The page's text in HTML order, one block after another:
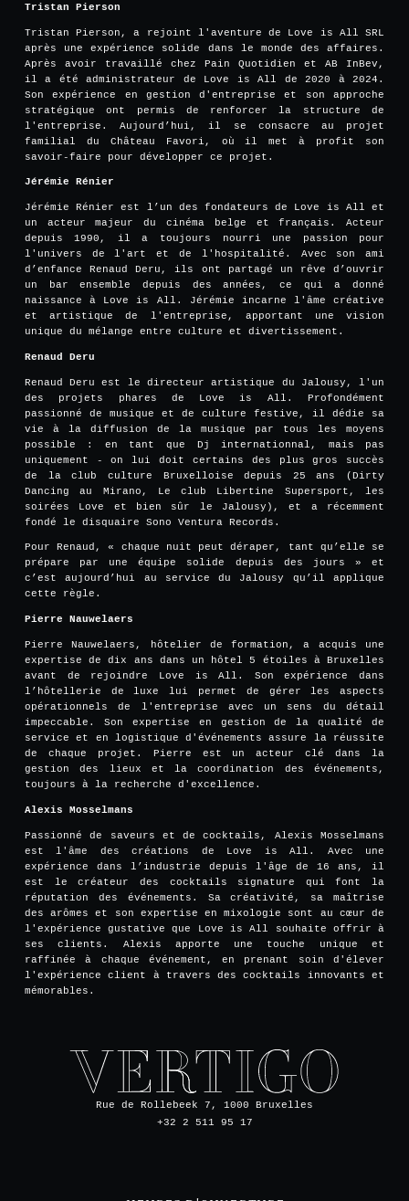
Tristan Pierson
Tristan Pierson, a rejoint l'aventure de Love is All SRL
après une expérience solide dans le monde des affaires.
Après avoir travaillé chez Pain Quotidien et AB InBev,
il a été administrateur de Love is All de 2020 à 2024.
Son expérience en gestion d'entreprise et son approche
stratégique ont permis de renforcer la structure de
l'entreprise. Aujourd’hui, il se consacre au projet
familial du Château Favori, où il met à profit son
savoir-faire pour développer ce projet.
Jérémie Rénier
Jérémie Rénier est l’un des fondateurs de Love is All et
un acteur majeur du cinéma belge et français. Acteur
depuis 1990, il a toujours nourri une passion pour
l'univers de l'art et de l'hospitalité. Avec son ami
d’enfance Renaud Deru, ils ont partagé un rêve d’ouvrir
un bar ensemble depuis des années, ce qui a donné
naissance à Love is All. Jérémie incarne l'âme créative
et artistique de l'entreprise, apportant une vision
unique du mélange entre culture et divertissement.
Renaud Deru
Renaud Deru est le directeur artistique du Jalousy, l'un
des projets phares de Love is All. Profondément
passionné de musique et de culture festive, il dédie sa
vie à la diffusion de la musique par tous les moyens
possible : en tant que Dj internationnal, mais pas
uniquement - on lui doit certains des plus gros succès
de la club culture Bruxelloise depuis 25 ans (Dirty
Dancing au Mirano, Le club Libertine Supersport, les
soirées Love et bien sûr le Jalousy), et a récemment
fondé le disquaire Sono Ventura Records.
Pour Renaud, « chaque nuit peut déraper, tant qu’elle se
prépare par une équipe solide depuis des jours » et
c’est aujourd’hui au service du Jalousy qu’il applique
cette règle.
Pierre Nauwelaers
Pierre Nauwelaers, hôtelier de formation, a acquis une
expertise de dix ans dans un hôtel 5 étoiles à Bruxelles
avant de rejoindre Love is All. Son expérience dans
l’hôtellerie de luxe lui permet de gérer les aspects
opérationnels de l'entreprise avec un sens du détail
impeccable. Son expertise en gestion de la qualité de
service et en logistique d'événements assure la réussite
de chaque projet. Pierre est un acteur clé dans la
gestion des lieux et la coordination des événements,
toujours à la recherche d'excellence.
Alexis Mosselmans
Passionné de saveurs et de cocktails, Alexis Mosselmans
est l'âme des créations de Love is All. Avec une
expérience dans l’industrie depuis l'âge de 16 ans, il
est le créateur des cocktails signature qui font la
réputation des événements. Sa créativité, sa maîtrise
des arômes et son expertise en mixologie sont au cœur de
l'expérience gustative que Love is All souhaite offrir à
ses clients. Alexis apporte une touche unique et
raffinée à chaque événement, en prenant soin d'élever
l'expérience client à travers des cocktails innovants et
mémorables.
Rue de Rollebeek 7, 1000 Bruxelles
+32 2 511 95 17